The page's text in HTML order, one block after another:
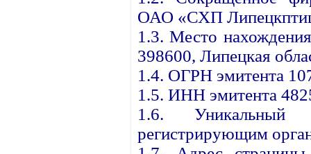
ОАО «СХП
1.3. Место
398600, Липецкая
1.4. ОГРН эмитента
1.5. ИНН эмитента
1.6. Уникальный
регистрирующим